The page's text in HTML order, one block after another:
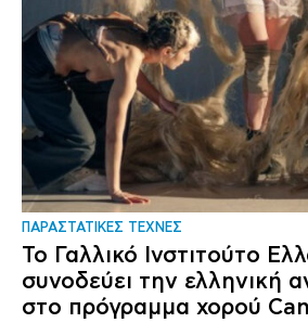
ΠΑΡΑΣΤΑΤΙΚΕΣ ΤΕΧΝΕΣ
Το Γαλλικό Ινστιτούτο
συνοδεύει την ελληνική
στο πρόγραμμα χορού